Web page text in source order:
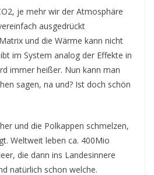
je mehr wir der Atmosphäre
ausgedrückt
und die Wärme kann nicht
im System analog der Effekte in
immer heißer. Nun kann man
sagen, na und? Ist doch schön
und die Polkappen schmelzen,
Weltweit leben ca. 400Mio
die dann ins Landesinnere
natürlich schon welche.